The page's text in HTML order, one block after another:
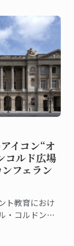
イコン“オ
コルド広場
フェラン
ト教育におけ
・コルドン・
パリのオテ